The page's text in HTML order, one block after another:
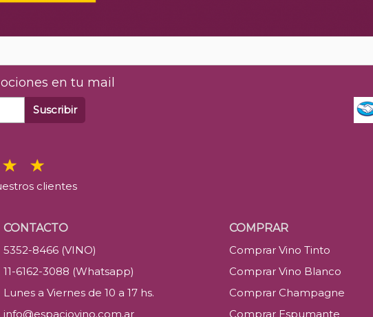
en tu mail
Suscribir
clientes
CONTACTO
5352-8466 (VINO)
11-6162-3088 (Whatsapp)
Lunes a Viernes de 10 a 17 hs.
info@espaciovino.com.ar
COMPRAR
Comprar Vino Tinto
Comprar Vino Blanco
Comprar Champagne
Comprar Espumante